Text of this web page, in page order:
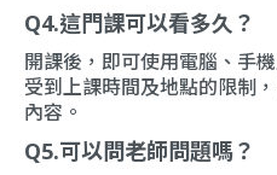
Q4.這門課可以看多久？
開課後，即可使用電腦、手
受到上課時間及地點的限制
內容。
Q5.可以問老師問題嗎？